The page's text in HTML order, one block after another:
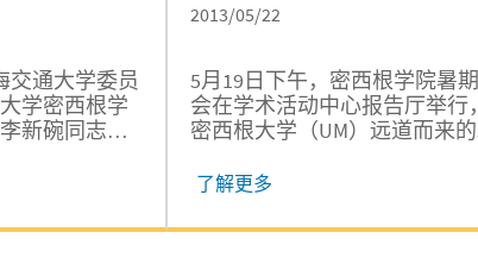
交通大学委员
学密西根学
新碗同志为
院长。
2013/05/22
5月19日下午，密西根学院暑
会在学术活动中心报告厅举行
密西根大学（UM）远道而来
志愿者们特地安排了丰富多样
了解更多